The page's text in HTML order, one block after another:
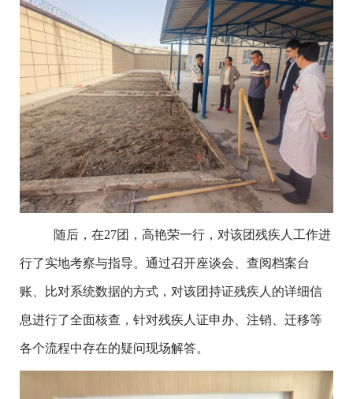
随后，在27团，高艳荣一行，对该团残疾人工作进
行了实地考察与指导。通过召开座谈会、查阅档案台
账、比对系统数据的方式，对该团持证残疾人的详细信
息进行了全面核查，针对残疾人证申办、注销、迁移等
各个流程中存在的疑问现场解答。